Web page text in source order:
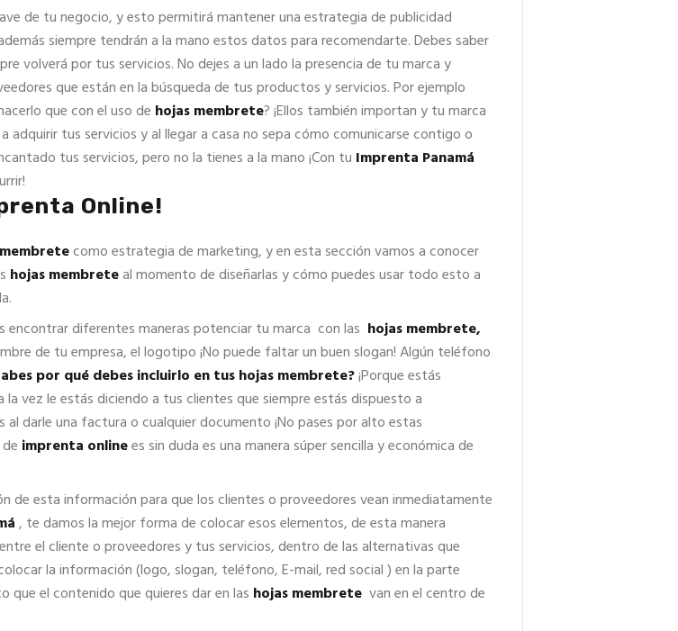
de tu negocio, y esto permitirá mantener una estrategia de publicidad
siempre tendrán a la mano estos datos para recomendarte. Debes saber
volverá por tus servicios. No dejes a un lado la presencia de tu marca y
que están en la búsqueda de tus productos y servicios. Por ejemplo
que con el uso de hojas membrete? ¡Ellos también importan y tu marca
adquirir tus servicios y al llegar a casa no sepa cómo comunicarse contigo o
tus servicios, pero no la tienes a la mano ¡Con tu Imprenta Panamá
Online!
como estrategia de marketing, y en esta sección vamos a conocer
hojas membreteal momento de diseñarlas y cómo puedes usar todo esto a
encontrar diferentes maneras potenciar tu marca con las hojas membrete,
de tu empresa, el logotipo ¡No puede faltar un buen slogan! Algún teléfono
por qué debes incluirlo en tus hojas membrete?¡Porque estás
vez le estás diciendo a tus clientes que siempre estás dispuesto a
darle una factura o cualquier documento ¡No pases por alto estas
imprenta onlinees sin duda es una manera súper sencilla y económica de
de esta información para que los clientes o proveedores vean inmediatamente
, te damos la mejor forma de colocar esos elementos, de esta manera
el cliente o proveedores y tus servicios, dentro de las alternativas que
la información (logo, slogan, teléfono, E-mail, red social ) en la parte
que el contenido que quieres dar en las hojas membrete van en el centro de